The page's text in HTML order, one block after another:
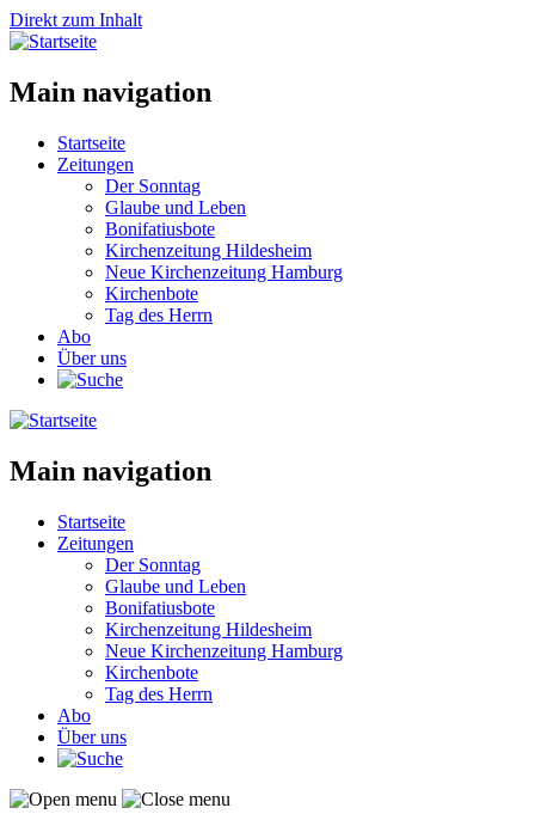
Direkt zum Inhalt
Main navigation
Startseite
Zeitungen
Der Sonntag
Glaube und Leben
Bonifatiusbote
Kirchenzeitung Hildesheim
Neue Kirchenzeitung Hamburg
Kirchenbote
Tag des Herrn
Abo
Über uns
Main navigation
Startseite
Zeitungen
Der Sonntag
Glaube und Leben
Bonifatiusbote
Kirchenzeitung Hildesheim
Neue Kirchenzeitung Hamburg
Kirchenbote
Tag des Herrn
Abo
Über uns